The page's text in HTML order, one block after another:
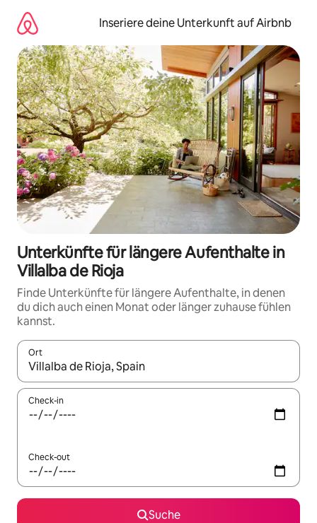
Inhalten
springen
Inseriere deine Unterkunft auf Airbnb
Unterkünfte für längere Aufenthalte in
Villalba de Rioja
Finde Unterkünfte für längere Aufenthalte, in denen
du dich auch einen Monat oder länger zuhause fühlen
kannst.
Ort
Wenn Ergebnisse verfügbar sind, navigiere mit den
Check-in
Check-out
Suche